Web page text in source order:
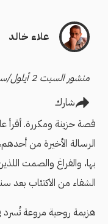
علاء خالد
منشور السبت 2 أيلول/سبتمبر 2023
شارك
قصة حزينة ومكررة.
الرسالة الأخيرة من
بها، والفراغ والصمت
الشفاء من الاكتئاب بعد
هزيمة روحية مروعة